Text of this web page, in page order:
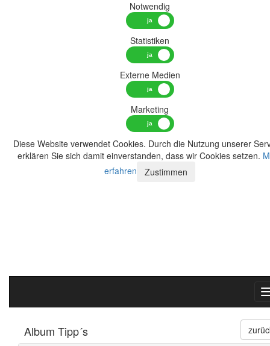
Notwendig
Statistiken
Externe Medien
Marketing
Diese Website verwendet Cookies. Durch die Nutzung unserer
erklären Sie sich damit einverstanden, dass wir Cookies setzen.
erfahren
Zustimmen
Album Tipp´s